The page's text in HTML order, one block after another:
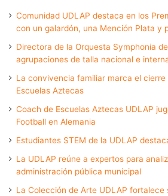
Comunidad UDLAP destaca en los
con un galardón, una Mención Plata y
Directora de la Orquesta Symphonia
agrupaciones de talla nacional e
La convivencia familiar marca el cierre
Escuelas Aztecas
Coach de Escuelas Aztecas UDLAP
Football en Alemania
Estudiantes STEM de la UDLAP
La UDLAP reúne a expertos para
administración pública municipal
La Colección de Arte UDLAP